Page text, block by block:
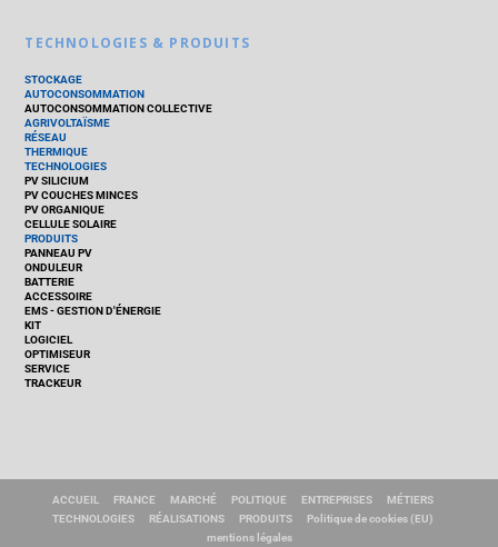
TECHNOLOGIES & PRODUITS
STOCKAGE
AUTOCONSOMMATION
AUTOCONSOMMATION COLLECTIVE
AGRIVOLTAÏSME
RÉSEAU
THERMIQUE
TECHNOLOGIES
PV SILICIUM
PV COUCHES MINCES
PV ORGANIQUE
CELLULE SOLAIRE
PRODUITS
PANNEAU PV
ONDULEUR
BATTERIE
ACCESSOIRE
EMS - GESTION D'ÉNERGIE
KIT
LOGICIEL
OPTIMISEUR
SERVICE
TRACKEUR
ACCUEIL FRANCE MARCHÉ POLITIQUE ENTREPRISES
MÉTIERS
TECHNOLOGIES
RÉALISATIONS PRODUITS
Politique de cookies (EU)
mentions légales